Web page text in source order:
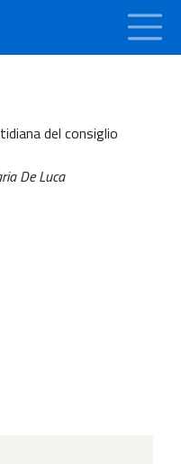
del consiglio
De Luca